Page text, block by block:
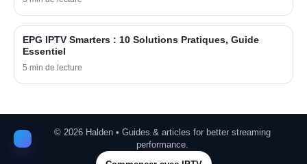
EPG IPTV Smarters : 10 Solutions Pratiques, Guide
Essentiel
5 min de lecture
© 2026 Halden • Guides & articles for better streaming
performance.